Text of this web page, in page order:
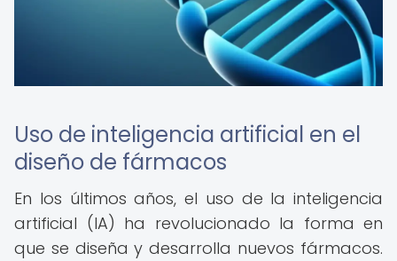
Uso de inteligencia artificial en el
diseño de fármacos
En los últimos años, el uso de la inteligencia
artificial (IA) ha revolucionado la forma en
que se diseña y desarrolla nuevos fármacos.